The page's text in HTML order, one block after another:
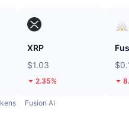
XRP
$1.03
2.35%
Fusion AI